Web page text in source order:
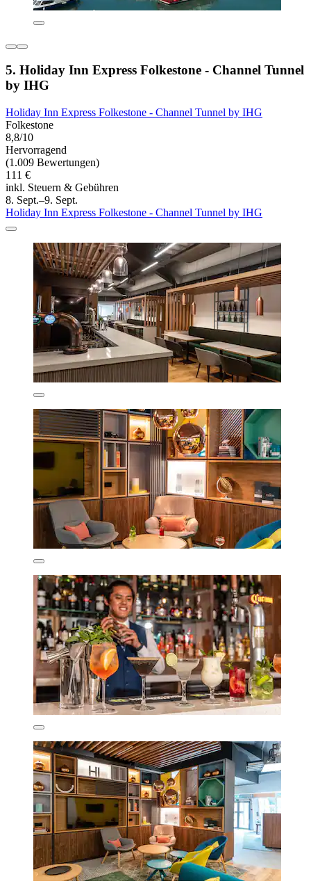
5. Holiday Inn Express Folkestone - Channel Tunnel
by IHG
Holiday Inn Express Folkestone - Channel Tunnel by IHG
Folkestone
8,8/10
Hervorragend
(1.009 Bewertungen)
111 €
inkl. Steuern & Gebühren
8. Sept.–9. Sept.
Holiday Inn Express Folkestone - Channel Tunnel by IHG